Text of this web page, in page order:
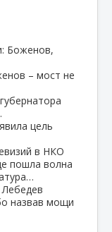
Боженов,
цель
пошла волна
назвав мощи